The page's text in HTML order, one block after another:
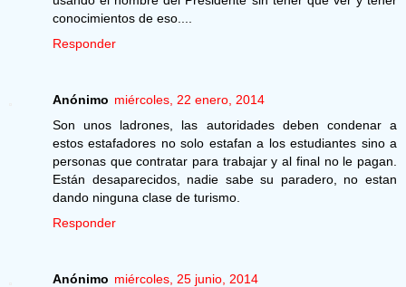
conocimientos de eso....
Responder
Anónimo miércoles, 22 enero, 2014
Son unos ladrones, las autoridades deben condenar a
estos estafadores no solo estafan a los estudiantes sino a
personas que contratar para trabajar y al final no le pagan.
Están desaparecidos, nadie sabe su paradero, no estan
dando ninguna clase de turismo.
Responder
Anónimo miércoles, 25 junio, 2014